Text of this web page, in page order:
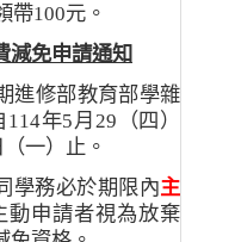
帶100元。
減免申請通知
進修部教育部學雜
114年5月 29 （四）
（一）止。
學務必於期限內主
動申請者視為放棄